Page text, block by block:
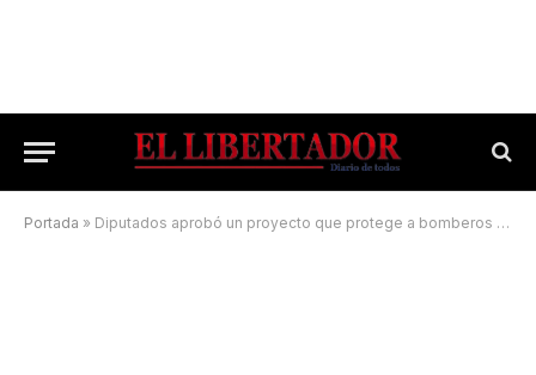
Portada » Diputados aprobó un proyecto que protege a bomberos voluntarios de todo el país